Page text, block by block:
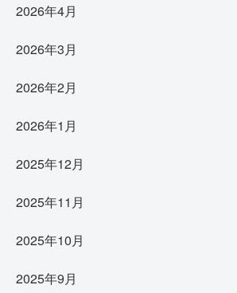
2026年4月
2026年3月
2026年2月
2026年1月
2025年12月
2025年11月
2025年10月
2025年9月